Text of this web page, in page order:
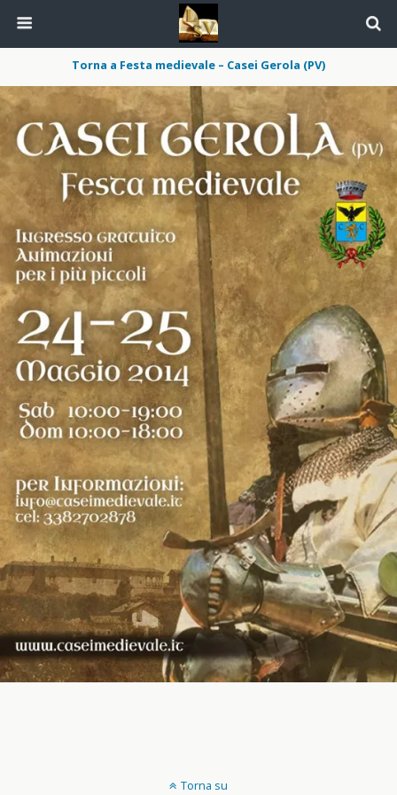
Torna a Festa medievale – Casei Gerola (PV)
Torna su